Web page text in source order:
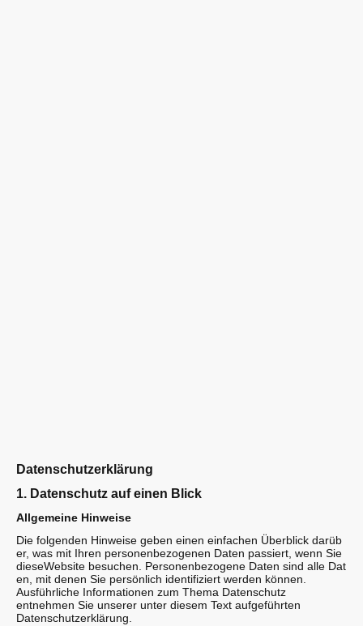
Datenschutzerklärung
1. Datenschutz auf einen Blick
Allgemeine Hinweise
Die folgenden Hinweise geben einen einfachen Überblick darüb
er, was mit Ihren personenbezogenen Daten passiert, wenn Sie
dieseWebsite besuchen. Personenbezogene Daten sind alle Dat
en, mit denen Sie persönlich identifiziert werden können.
Ausführliche Informationen zum Thema Datenschutz
entnehmen Sie unserer unter diesem Text aufgeführten
Datenschutzerklärung.